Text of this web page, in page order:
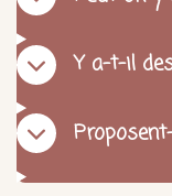
Y a-t-il